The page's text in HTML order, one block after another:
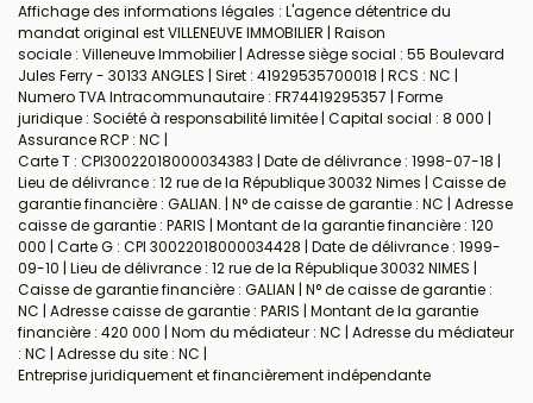
Affichage des informations légales : L'agence détentrice du
mandat original est VILLENEUVE IMMOBILIER | Raison
sociale : Villeneuve Immobilier | Adresse siège social : 55 Boulevard
Jules Ferry - 30133 ANGLES | Siret : 41929535700018 | RCS : NC |
Numero TVA Intracommunautaire : FR74419295357 | Forme
juridique : Société à responsabilité limitée | Capital social : 8 000 |
Assurance RCP : NC |
Carte T : CPI30022018000034383 | Date de délivrance : 1998-07-18 |
Lieu de délivrance : 12 rue de la République 30032 Nimes | Caisse de
garantie financière : GALIAN. | N° de caisse de garantie : NC | Adresse
caisse de garantie : PARIS | Montant de la garantie financière : 120
000 | Carte G : CPI 30022018000034428 | Date de délivrance : 1999-
09-10 | Lieu de délivrance : 12 rue de la République 30032 NIMES |
Caisse de garantie financière : GALIAN | N° de caisse de garantie :
NC | Adresse caisse de garantie : PARIS | Montant de la garantie
financière : 420 000 | Nom du médiateur : NC | Adresse du médiateur
: NC | Adresse du site : NC |
Entreprise juridiquement et financièrement indépendante